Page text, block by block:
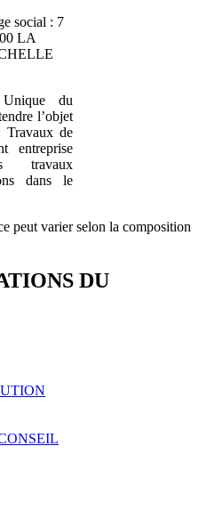
social : 7
LA
du
l’objet
Travaux de
entreprise
travaux
dans le
peut varier selon la composition
DU